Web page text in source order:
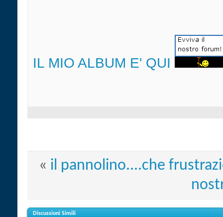
IL MIO ALBUM E' QUI
« il pannolino....che
Discussioni Simili